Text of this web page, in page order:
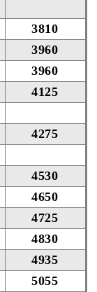
3810
3960
3960
4125
4275
4530
4650
4725
4830
4935
5055